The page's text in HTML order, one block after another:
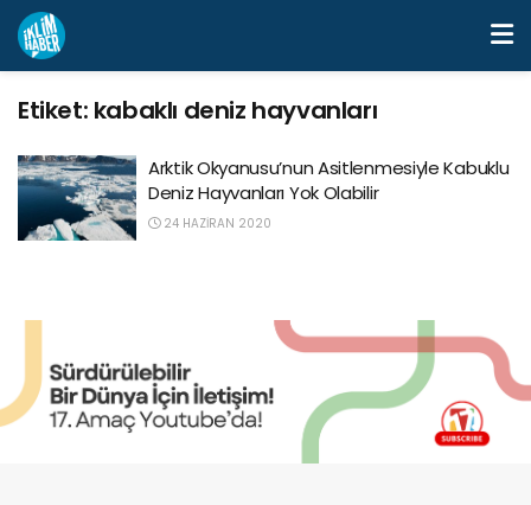
Etiket: kabaklı deniz hayvanları
Arktik Okyanusu’nun Asitlenmesiyle Kabuklu
Deniz Hayvanları Yok Olabilir
24 HAZIRAN 2020